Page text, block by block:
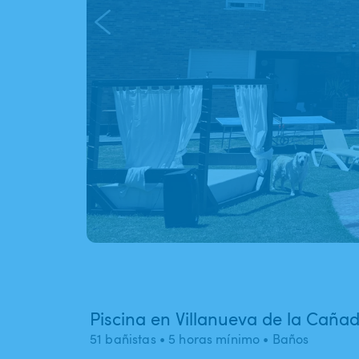
Piscina en Villanueva de la
51 bañistas • 5 horas mínimo • Baños